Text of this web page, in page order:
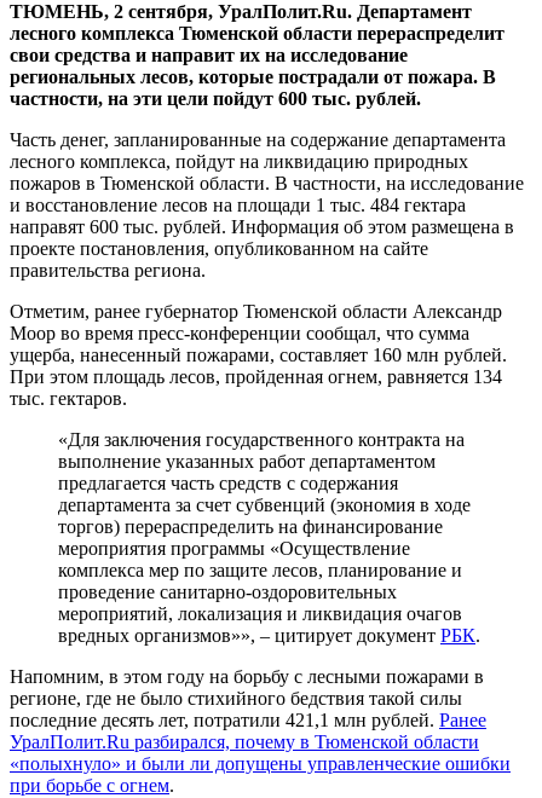
ТЮМЕНЬ, 2 сентября, УралПолит.Ru. Департамент
лесного комплекса Тюменской области перераспределит
свои средства и направит их на исследование
региональных лесов, которые пострадали от пожара. В
частности, на эти цели пойдут 600 тыс. рублей.
Часть денег, запланированные на содержание департамента
лесного комплекса, пойдут на ликвидацию природных
пожаров в Тюменской области. В частности, на исследование
и восстановление лесов на площади 1 тыс. 484 гектара
направят 600 тыс. рублей. Информация об этом размещена в
проекте постановления, опубликованном на сайте
правительства региона.
Отметим, ранее губернатор Тюменской области Александр
Моор во время пресс-конференции сообщал, что сумма
ущерба, нанесенный пожарами, составляет 160 млн рублей.
При этом площадь лесов, пройденная огнем, равняется 134
тыс. гектаров.
«Для заключения государственного контракта на
выполнение указанных работ департаментом
предлагается часть средств с содержания
департамента за счет субвенций (экономия в ходе
торгов) перераспределить на финансирование
мероприятия программы «Осуществление
комплекса мер по защите лесов, планирование и
проведение санитарно-оздоровительных
мероприятий, локализация и ликвидация очагов
вредных организмов»», – цитирует документ РБК.
Напомним, в этом году на борьбу с лесными пожарами в
регионе, где не было стихийного бедствия такой силы
последние десять лет, потратили 421,1 млн рублей. Ранее
УралПолит.Ru разбирался, почему в Тюменской области
«полыхнуло» и были ли допущены управленческие ошибки
при борьбе с огнем.